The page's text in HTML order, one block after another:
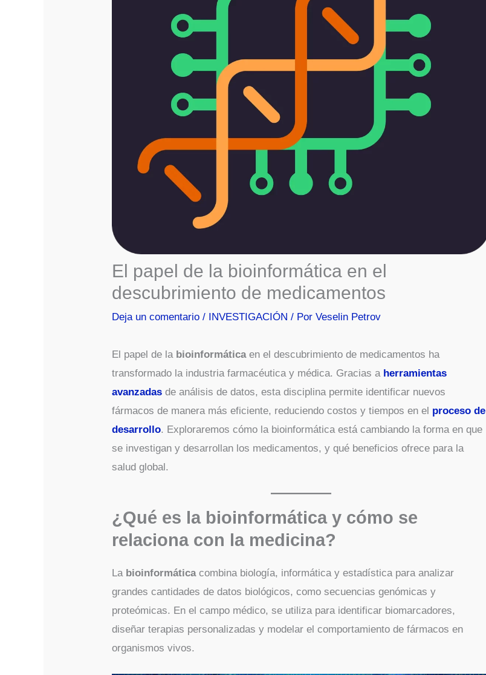
El papel de la bioinformática en el
descubrimiento de medicamentos
Deja un comentario / INVESTIGACIÓN / PorVeselin Petrov
El papel de la bioinformáticaen el descubrimiento de medicamentos ha
transformado la industria farmacéutica y médica. Gracias a herramientas
avanzadas de análisis de datos, esta disciplina permite identificar nuevos
fármacos de manera más eficiente, reduciendo costos y tiempos en el proceso de
desarrollo. Exploraremos cómo la bioinformática está cambiando la forma en que
se investigan y desarrollan los medicamentos, y qué beneficios ofrece para la
salud global.
¿Qué es la bioinformática y cómo se
relaciona con la medicina?
La bioinformáticacombina biología, informática y estadística para analizar
grandes cantidades de datos biológicos, como secuencias genómicas y
proteómicas. En el campo médico, se utiliza para identificar biomarcadores,
diseñar terapias personalizadas y modelar el comportamiento de fármacos en
organismos vivos.